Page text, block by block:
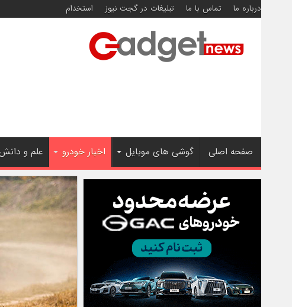
درباره ما تماس با ما تبلیغات در گجت نیوز استخدام
صفحه اصلی گوشی های موبایل اخبار خودرو علم و